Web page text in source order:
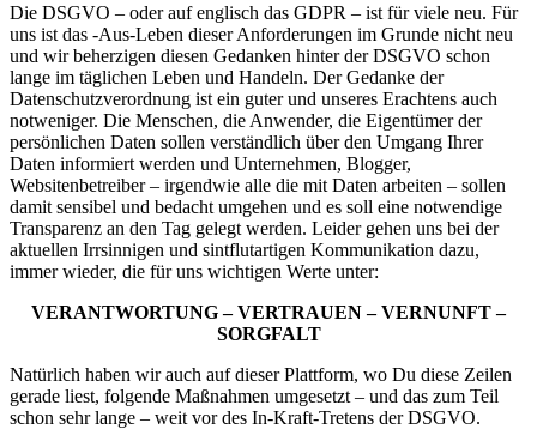
Die DSGVO – oder auf englisch das GDPR – ist für viele neu. Für
uns ist das -Aus-Leben dieser Anforderungen im Grunde nicht neu
und wir beherzigen diesen Gedanken hinter der DSGVO schon
lange im täglichen Leben und Handeln. Der Gedanke der
Datenschutzverordnung ist ein guter und unseres Erachtens auch
notweniger. Die Menschen, die Anwender, die Eigentümer der
persönlichen Daten sollen verständlich über den Umgang Ihrer
Daten informiert werden und Unternehmen, Blogger,
Websitenbetreiber – irgendwie alle die mit Daten arbeiten – sollen
damit sensibel und bedacht umgehen und es soll eine notwendige
Transparenz an den Tag gelegt werden. Leider gehen uns bei der
aktuellen Irrsinnigen und sintflutartigen Kommunikation dazu,
immer wieder, die für uns wichtigen Werte unter:
VERANTWORTUNG – VERTRAUEN – VERNUNFT –
SORGFALT
Natürlich haben wir auch auf dieser Plattform, wo Du diese Zeilen
gerade liest, folgende Maßnahmen umgesetzt – und das zum Teil
schon sehr lange – weit vor des In-Kraft-Tretens der DSGVO.